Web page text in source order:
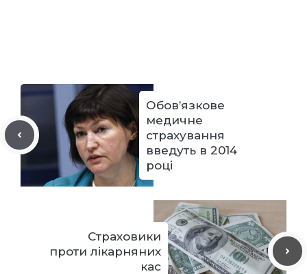
Обов’язкове
медичне
страхування
введуть в 2014
році
Страховики
проти лікарняних
кас